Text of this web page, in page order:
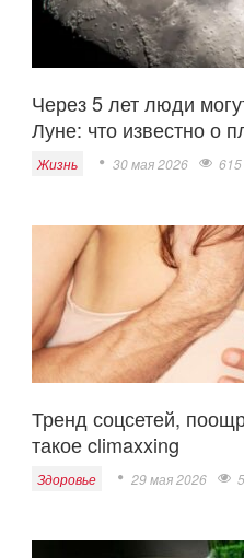
Через 5 лет люди
Луне: что известно о
Жизнь 30 мая 2026 615
Тренд соцсетей,
такое climaxxing
Здоровье 29 мая 2026